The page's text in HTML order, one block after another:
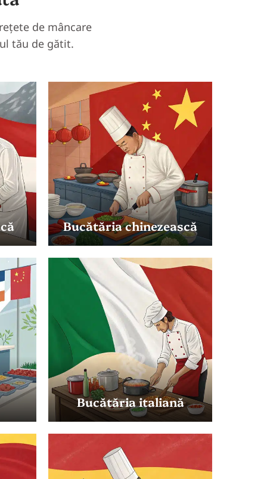
de mâncare
tău de gătit.
Bucătăria chinezească
Bucătăria italiană